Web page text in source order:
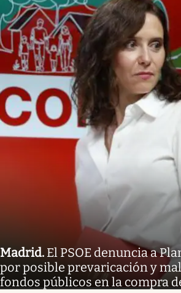
Madrid. El PSOE denuncia a
por posible prevaricación y
fondos públicos en la compra